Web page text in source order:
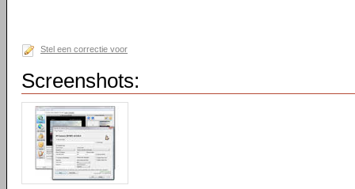
Stel een correctie voor
Screenshots: